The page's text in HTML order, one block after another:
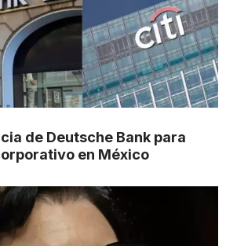
de Deutsche Bank para
en México